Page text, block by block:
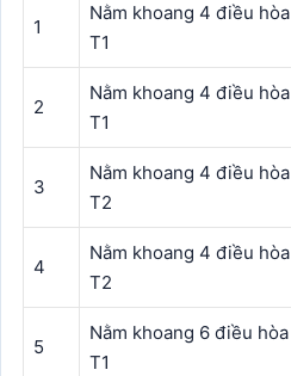
1
Nằm khoang 4 điều hòa
T1
2
Nằm khoang 4 điều hòa
T1
3
Nằm khoang 4 điều hòa
T2
4
Nằm khoang 4 điều hòa
T2
5
Nằm khoang 6 điều hòa
T1